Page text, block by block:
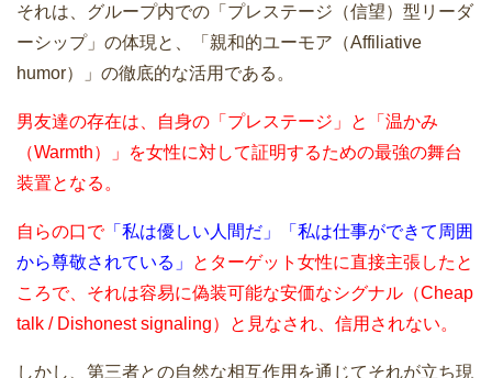
それは、グループ内での「プレステージ（信望）型リーダ
ーシップ」の体現と、「親和的ユーモア（Affiliative
humor）」の徹底的な活用である。
男友達の存在は、自身の「プレステージ」と「温かみ
（Warmth）」を女性に対して証明するための最強の舞台
装置となる。
自らの口で「私は優しい人間だ」
「私は仕事ができて周囲
から尊敬されている」
とターゲット女性に直接主張したと
ころで、それは容易に偽装可能な安価なシグナル（Cheap
talk / Dishonest signaling）と見なされ、信用されない。
しかし、第三者との自然な相互作用を通じてそれが立ち現